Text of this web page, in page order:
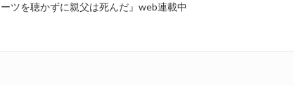
ーツを聴かずに親父は死んだ』web連載中